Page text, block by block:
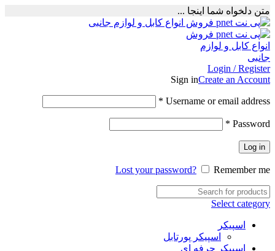
متن دلخواه شما اینجا ...
Login / Register
Sign inCreate an Account
Username or email address
*
Password
*
Log in
Lost your password? Remember me
Select category
اسپیکر
اسپیکر پورتابل
اسپیکر حرفه ای